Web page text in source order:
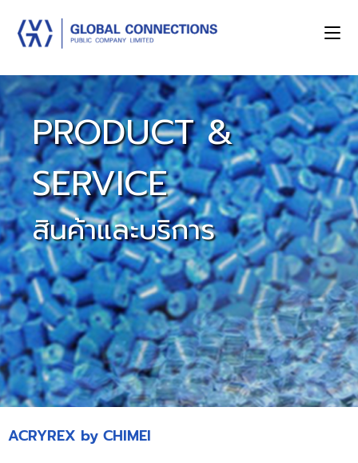
PRODUCT &
SERVICE
สินค้าและบริการ
ACRYREX by CHIMEI